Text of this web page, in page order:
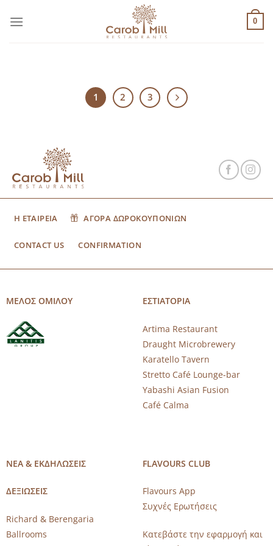
στο
0
1 2 3
Η ΕΤΑΙΡΕΙΑ ΑΓΟΡΑ ΔΩΡΟΚΟΥΠΟΝΙΩΝ
CONTACT US CONFIRMATION
ΜΕΛΟΣ ΟΜΙΛΟΥ ΕΣΤΙΑΤΟΡΙΑ
Artima Restaurant
Draught Microbrewery
Karatello Tavern
Stretto Café Lounge-bar
Yabashi Asian Fusion
Café Calma
ΝΕΑ & ΕΚΔΗΛΩΣΕΙΣ
ΔΕΞΙΩΣΕΙΣ
Richard & Berengaria
Ballrooms
FLAVOURS CLUB
Flavours App
Συχνές Ερωτήσεις
Κατεβάστε την εφαρμογή και